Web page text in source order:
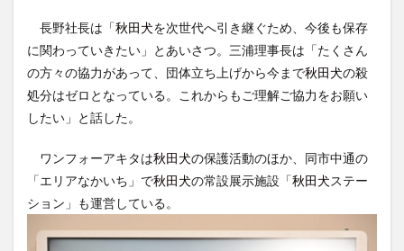
長野社長は「秋田犬を次世代へ引き継ぐため、今後も保存
に関わっていきたい」とあいさつ。三浦理事長は「たくさん
の方々の協力があって、団体立ち上げから今まで秋田犬の殺
処分はゼロとなっている。これからもご理解ご協力をお願い
したい」と話した。
ワンフォーアキタは秋田犬の保護活動のほか、同市中通の
「エリアなかいち」で秋田犬の常設展示施設「秋田犬ステー
ション」も運営している。